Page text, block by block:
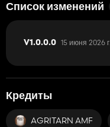
Список изменений
V1.0.0.0 15 июня 2026 г.
Кредиты
AGRITARN AMF